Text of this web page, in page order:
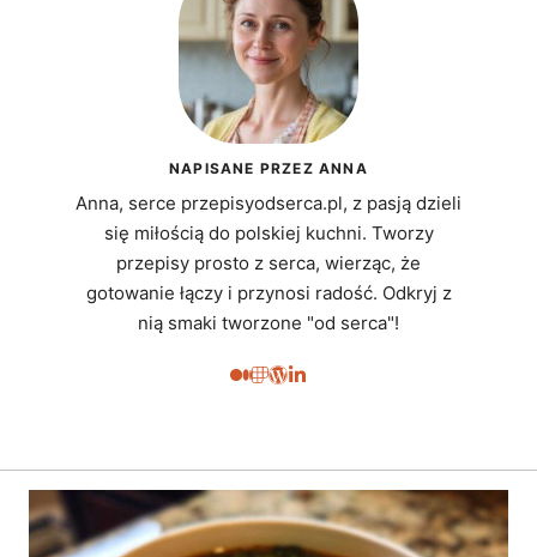
NAPISANE PRZEZ ANNA
Anna, serce przepisyodserca.pl, z pasją dzieli
się miłością do polskiej kuchni. Tworzy
przepisy prosto z serca, wierząc, że
gotowanie łączy i przynosi radość. Odkryj z
nią smaki tworzone "od serca"!